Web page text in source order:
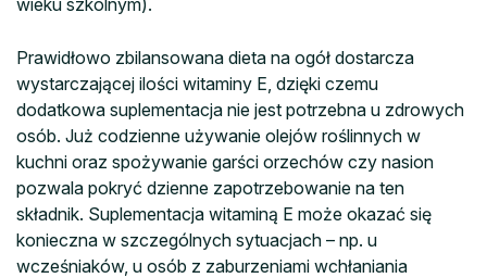
Prawidłowo zbilansowana dieta na ogół dostarcza
wystarczającej ilości witaminy E, dzięki czemu
dodatkowa suplementacja nie jest potrzebna u zdrowych
osób. Już codzienne używanie olejów roślinnych w
kuchni oraz spożywanie garści orzechów czy nasion
pozwala pokryć dzienne zapotrzebowanie na ten
składnik. Suplementacja witaminą E może okazać się
konieczna w szczególnych sytuacjach – np. u
wcześniaków, u osób z zaburzeniami wchłaniania